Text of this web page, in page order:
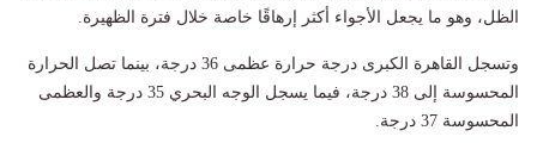
الظل، وهو ما يجعل الأجواء أكثر إرهاقًا خاصة خلال فترة الظهيرة.
وتسجل القاهرة الكبرى درجة حرارة عظمى 36 درجة، بينما تصل الحرارة
المحسوسة إلى 38 درجة، فيما يسجل الوجه البحري 35 درجة والعظمى
المحسوسة 37 درجة.